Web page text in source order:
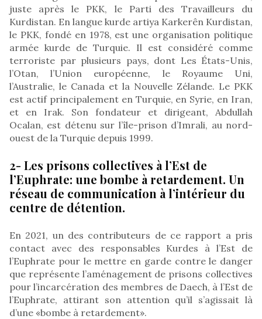
juste après le PKK, le Parti des Travailleurs du
Kurdistan. En langue kurde artiya Karkerên Kurdistan,
le PKK, fondé en 1978, est une organisation politique
armée kurde de Turquie. Il est considéré comme
terroriste par plusieurs pays, dont Les États-Unis,
l’Otan, l’Union européenne, le Royaume Uni,
l’Australie, le Canada et la Nouvelle Zélande. Le PKK
est actif principalement en Turquie, en Syrie, en Iran,
et en Irak. Son fondateur et dirigeant, Abdullah
Ocalan, est détenu sur l’île-prison d’Imrali, au nord-
ouest de la Turquie depuis 1999.
2- Les prisons collectives à l’Est de
l’Euphrate: une bombe à retardement. Un
réseau de communication à l’intérieur du
centre de détention.
En 2021, un des contributeurs de ce rapport a pris
contact avec des responsables Kurdes à l’Est de
l’Euphrate pour le mettre en garde contre le danger
que représente l’aménagement de prisons collectives
pour l’incarcération des membres de Daech, à l’Est de
l’Euphrate, attirant son attention qu’il s’agissait là
d’une «bombe à retardement».